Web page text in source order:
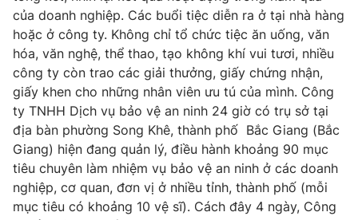
của doanh nghiệp. Các buổi tiệc diễn ra ở tại nhà hàng
hoặc ở công ty. Không chỉ tổ chức tiệc ăn uống, văn
hóa, văn nghệ, thể thao, tạo không khí vui tươi, nhiều
công ty còn trao các giải thưởng, giấy chứng nhận,
giấy khen cho những nhân viên ưu tú của mình. Công
ty TNHH Dịch vụ bảo vệ an ninh 24 giờ có trụ sở tại
địa bàn phường Song Khê, thành phố Bắc Giang (Bắc
Giang) hiện đang quản lý, điều hành khoảng 90 mục
tiêu chuyên làm nhiệm vụ bảo vệ an ninh ở các doanh
nghiệp, cơ quan, đơn vị ở nhiều tỉnh, thành phố (mỗi
mục tiêu có khoảng 10 vệ sĩ). Cách đây 4 ngày, Công